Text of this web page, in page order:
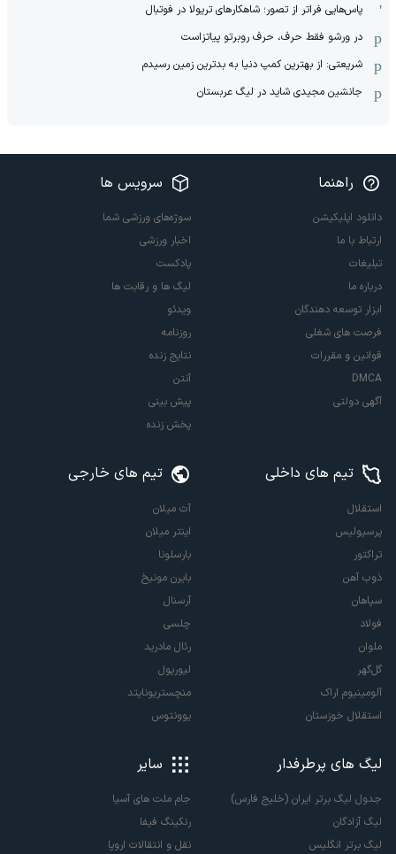
پاس‌هایی فراتر از تصور؛ شاهکارهای تریولا در فوتبال
در ورشو فقط حرف، حرف روبرتو پیاتزاست
شریعتی: از بهترین کمپ‌ دنیا به بدترین زمین‌ رسیدم
جانشین مجیدی شاید در لیگ عربستان
راهنما
دانلود اپلیکیشن
ارتباط با ما
تبلیغات
درباره ما
ابزار توسعه دهندگان
فرصت های شغلی
قوانین و مقررات
DMCA
آگهی دولتی
سرویس ها
سوژه‌های ورزشی شما
اخبار ورزشی
پادکست
لیگ ها و رقابت ها
ویدئو
روزنامه
نتایج زنده
آنتن
پیش بینی
پخش زنده
تیم های داخلی
استقلال
پرسپولیس
تراکتور
ذوب آهن
سپاهان
فولاد
ملوان
گل‌گهر
آلومینیوم اراک
استقلال خوزستان
تیم های خارجی
آث میلان
اینتر میلان
بارسلونا
بایرن مونیخ
آرسنال
چلسی
رئال مادرید
لیورپول
منچستریونایتد
یوونتوس
لیگ های پرطرفدار
جدول لیگ برتر ایران (خلیج فارس)
لیگ آزادگان
لیگ برتر انگلیس
سایر
جام ملت های آسیا
رنکینگ فیفا
نقل و انتقالات اروپا